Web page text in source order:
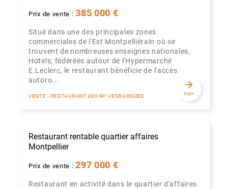
Prix de vente :385 000 €
Situé dans une des principales zones
commerciales de l'Est Montpelliérain où se
trouvent de nombreuses enseignes nationales,
Hotels, fédérées autour de l'Hypermarché
E.Leclerc, le restaurant bénéficie de l'accès
autoro...
VENTE - RESTAURANT 480 M² VENDARGUES
arrow_forward
Voir
Restaurant rentable quartier affaires
Montpellier
Prix de vente :297 000 €
Restaurant en activité dans le quartier d'affaires